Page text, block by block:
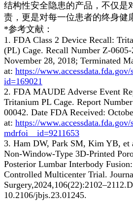
结构性安全隐患的产品，不仅是
责，更是对每一位患者的终身健
*参考文献：
1. FDA Class 2 Device Recall:
(PL) Cage. Recall Number Z-
November 28, 2018; Terminated
at: https://
id=169021
2. FDA MAUDE Adverse Event
Tritanium PL Cage. Report
00042. Date FDA Received:
at: https://www.accessdata.fda.gov/
mdrfoi__id=9211653
3. Ham DW, Park SM, Kim YB, et
Non-Window-Type 3D-Printed
Posterior Lumbar Interbody
Controlled Multicenter Trial.
10.2106/jbjs.23.01245.